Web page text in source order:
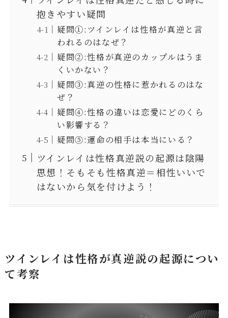
抱きやすい疑問
疑問①:ツインレイは性格が真逆と言
われるのはなぜ？
疑問②:性格が真逆のカップルはうま
くいかない？
疑問③:真逆の性格に惹かれるのはな
ぜ？
疑問④:性格の違いは恋愛にどのくら
い影響する？
疑問⑤:運命の相手は本当にいる？
ツインレイは性格真逆説の起源は陰陽
思想！そもそも性格真逆＝相性いいで
はないから気を付けよう！
ツインレイは性格が真逆説の起源につい
て考察